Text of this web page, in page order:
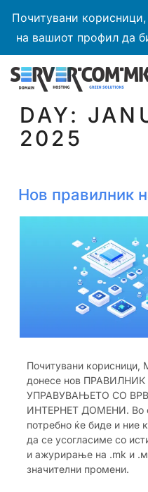
Почитувани
на вашиот профил да
DAY:
2025
Нов правилник
Почитувани корисници,
донесе нов
УПРАВУВАЊЕТО СО
ИНТЕРНЕТ ДОМЕНИ. Во
потребно ќе биде и ние
да се усогласиме со
и ажурирање на .mk и
значителни промени.